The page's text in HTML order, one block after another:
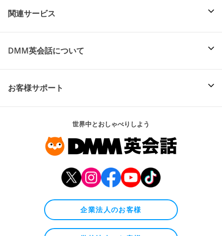
関連サービス
DMM英会話について
お客様サポート
世界中とおしゃべりしよう
企業法人のお客様